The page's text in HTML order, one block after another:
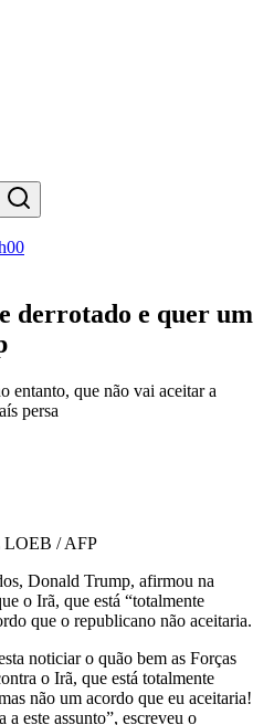
derrotado e quer um
entanto, que não vai aceitar a
persa
LOEB / AFP
Donald Trump, afirmou na
o Irã, que está “totalmente
que o republicano não aceitaria.
noticiar o quão bem as Forças
o Irã, que está totalmente
não um acordo que eu aceitaria!
a este assunto”, escreveu o